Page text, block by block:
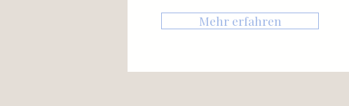
Mehr erfahren